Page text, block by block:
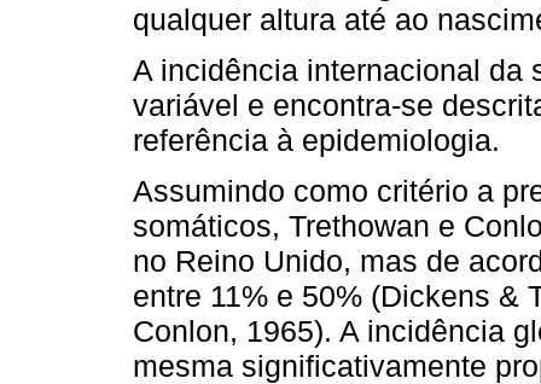
qualquer altura até ao
A incidência internacional da
variável e encontra-se
referência à epidemiologia.
Assumindo como critério a
somáticos, Trethowan e
no Reino Unido, mas de
entre 11% e 50% (Dickens &
Conlon, 1965). A incidência
mesma significativamente